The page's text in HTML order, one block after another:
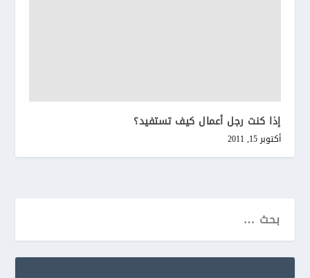
إذا كنت رجل أعمال كيف تستفيد؟
أكتوبر 15, 2011